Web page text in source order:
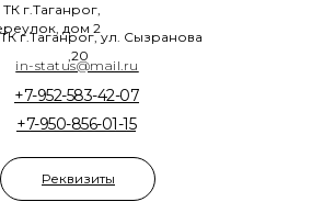
+7-950-856-01-15
+7-952-583-42-07
ТК г.Таганрог,
дом 2
г.Таганрог, ул. Сызранова
,20
in-status@mail.ru
Реквизиты